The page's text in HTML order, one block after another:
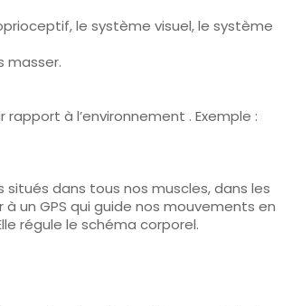
le système visuel, le système
masser.
à l’environnement . Exemple :
situés dans tous nos muscles, dans les
un GPS qui guide nos mouvements en
régule le schéma corporel.